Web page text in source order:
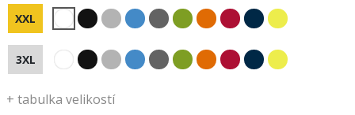
XXL
3XL
+ tabulka velikostí